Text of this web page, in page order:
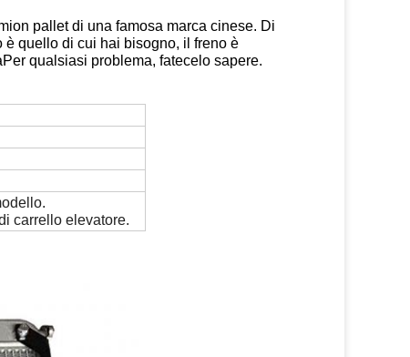
pallet di una famosa marca cinese. Di
quello di cui hai bisogno, il freno è
qualsiasi problema, fatecelo sapere.
carrello elevatore.